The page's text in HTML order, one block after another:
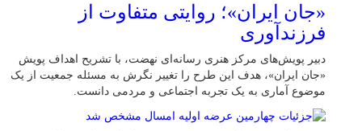
«جان ایران»؛ روایتی متفاوت از
فرزندآوری
دبیر پویش‌های مرکز هنری رسانه‌ای نهضت، با تشریح اهداف پویش
«جان ایران»، هدف این طرح را تغییر نگرش به مسئله جمعیت از یک
موضوع آماری به یک تجربه اجتماعی و مردمی دانست.